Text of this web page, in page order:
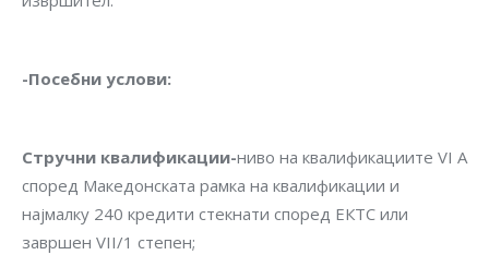
-Посебни услови:
Стручни квалификации-ниво на квалификациите VI A
според Македонската рамка на квалификации и
најмалку 240 кредити стекнати според ЕКТС или
завршен VII/1 степен;